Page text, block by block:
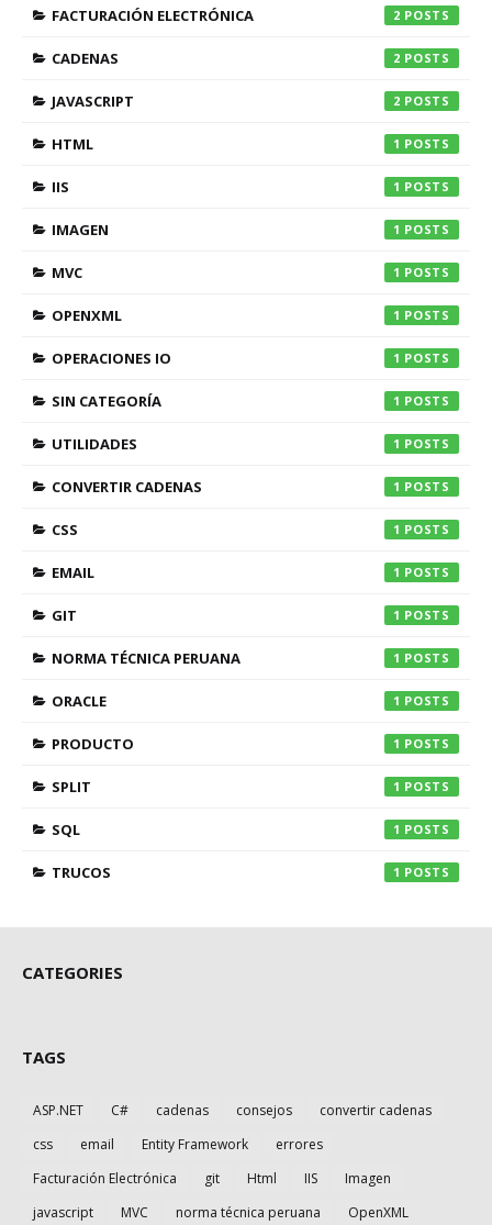
FACTURACIÓN ELECTRÓNICA 2
CADENAS 2
JAVASCRIPT 2
HTML 1
IIS 1
IMAGEN 1
MVC 1
OPENXML 1
OPERACIONES IO 1
SIN CATEGORÍA 1
UTILIDADES 1
CONVERTIR CADENAS 1
CSS 1
EMAIL 1
GIT 1
NORMA TÉCNICA PERUANA 1
ORACLE 1
PRODUCTO 1
SPLIT 1
SQL 1
TRUCOS 1
CATEGORIES
TAGS
ASP.NET C# cadenas consejos
convertir cadenas
css
email Entity Framework
errores
Facturación Electrónica
git Html IIS
Imagen
javascript
MVC norma técnica peruana OpenXML